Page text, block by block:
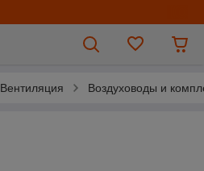
Вентиляция Воздуховоды и